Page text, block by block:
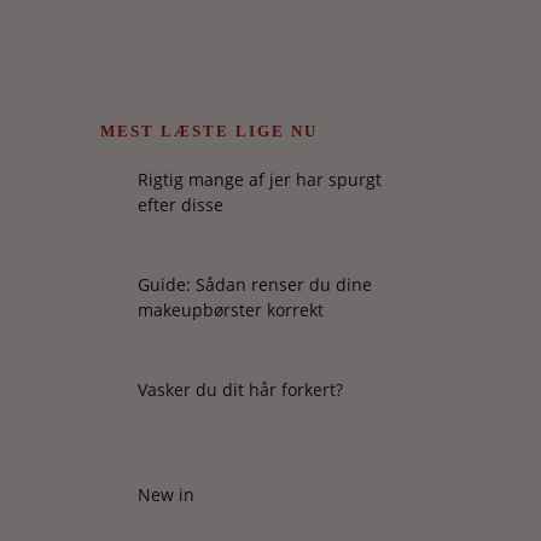
MEST LÆSTE LIGE NU
Rigtig mange af jer har spurgt
efter disse
Guide: Sådan renser du dine
makeupbørster korrekt
Vasker du dit hår forkert?
New in